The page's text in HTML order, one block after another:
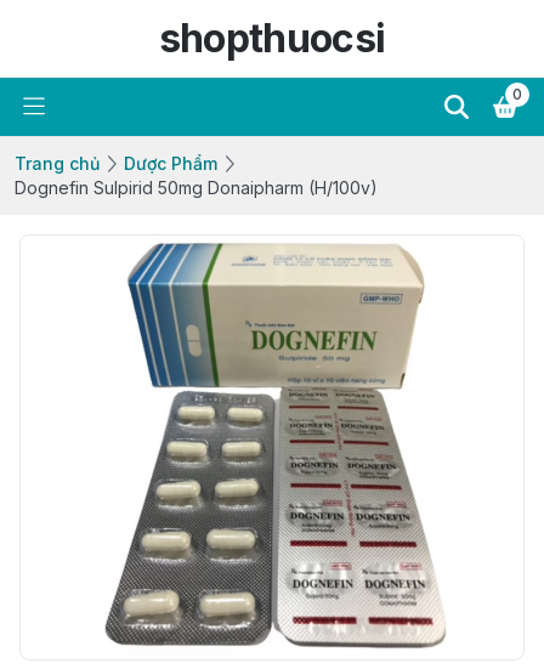
shopthuocsi
0
Trang chủ
Dược Phẩm
Dognefin Sulpirid 50mg Donaipharm (H/100v)